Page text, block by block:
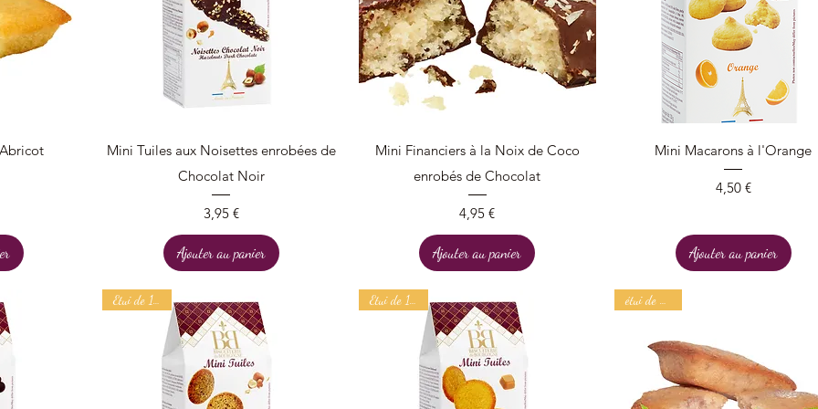
Aperçu rapide
Mini Tuiles aux Noisettes enrobées de
Chocolat Noir
Prix
3,95 €
Ajouter au panier
Aperçu rapide
Mini Financiers à la Noix de Coco
enrobés de Chocolat
Prix
4,95 €
Ajouter au panier
Aperçu rapide
Mini Macarons à l'Orange
Prix
4,50 €
Ajouter au panier
Etui de 100 g Etui de 100 g étui de 150 g